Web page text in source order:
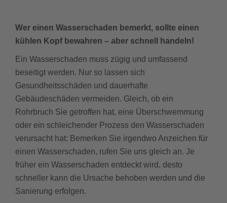
Wer einen Wasserschaden bemerkt, sollte einen
kühlen Kopf bewahren – aber schnell handeln!
Ein Wasserschaden muss zügig und umfassend
beseitigt werden. Nur so lassen sich
Gesundheitsschäden und dauerhafte
Gebäudeschäden vermeiden. Gleich, ob ein
Rohrbruch Sie getroffen hat, eine Überschwemmung
oder ein schleichender Prozess den Wasserschaden
verursacht hat: Bemerken Sie irgendwo Anzeichen für
einen Wasserschaden, rufen Sie uns gleich an. Je
früher ein Wasserschaden entdeckt wird, desto
schneller kann die Ursache behoben werden und die
Sanierung erfolgen.